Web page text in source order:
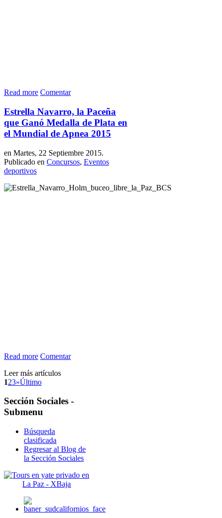
Read more Comentar
Estrella Navarro, la Paceña
que Ganó Medalla de Plata en
el Mundial de Apnea 2015
en Martes, 22 Septiembre 2015.
Publicado en Concursos, Eventos
deportivos
Read more Comentar
Leer más artículos
123»Último
Sección Sociales -
Submenu
Búsqueda
clasificada
Regresar al Blog de
la Sección Sociales